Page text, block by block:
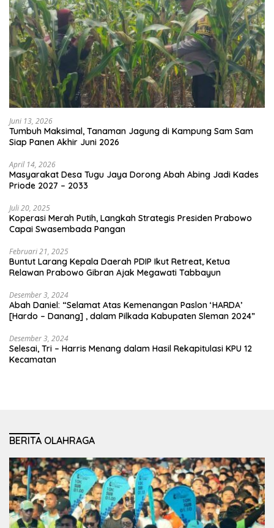
Juni 13, 2026
Tumbuh Maksimal, Tanaman Jagung di Kampung Sam Sam
Siap Panen Akhir Juni 2026
April 14, 2026
Masyarakat Desa Tugu Jaya Dorong Abah Abing Jadi Kades
Priode 2027 – 2033
Juli 20, 2025
Koperasi Merah Putih, Langkah Strategis Presiden Prabowo
Capai Swasembada Pangan
Februari 21, 2025
Buntut Larang Kepala Daerah PDIP Ikut Retreat, Ketua
Relawan Prabowo Gibran Ajak Megawati Tabbayun
Desember 3, 2024
Abah Daniel: “Selamat Atas Kemenangan Paslon ‘HARDA’
[Hardo – Danang] , dalam Pilkada Kabupaten Sleman 2024”
Desember 3, 2024
Selesai, Tri – Harris Menang dalam Hasil Rekapitulasi KPU 12
Kecamatan
BERITA OLAHRAGA